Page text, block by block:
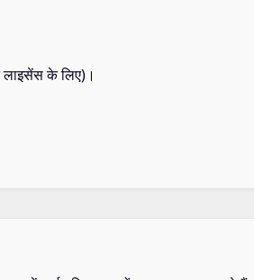
लाइसेंस के लिए)।